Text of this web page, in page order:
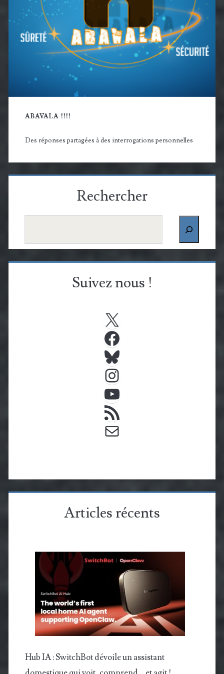
ABAVALA !!!!
Des réponses partagées à des interrogations personnelles
Rechercher
Suivez nous !
Articles récents
Hub IA : SwitchBot dévoile un assistant